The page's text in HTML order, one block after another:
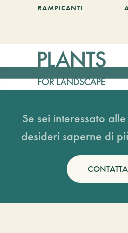
RAMPICANTI
Se sei interessato
desideri saperne di